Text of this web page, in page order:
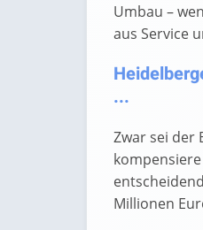
Umbau –
aus Service
...
Zwar sei der
Millionen